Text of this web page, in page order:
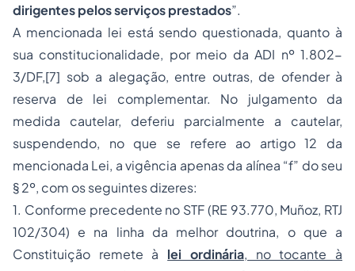
dirigentes pelos serviços prestados”.
A mencionada lei está sendo questionada, quanto à
sua constitucionalidade, por meio da ADI nº 1.802-
3/DF,[7] sob a alegação, entre outras, de ofender à
reserva de lei complementar. No julgamento da
medida cautelar, deferiu parcialmente a cautelar,
suspendendo, no que se refere ao artigo 12 da
mencionada Lei, a vigência apenas da alínea “f” do seu
§ 2º, com os seguintes dizeres:
1. Conforme precedente no STF (RE 93.770, Muñoz, RTJ
102/304) e na linha da melhor doutrina, o que a
Constituição remete à lei ordinária, no tocante à